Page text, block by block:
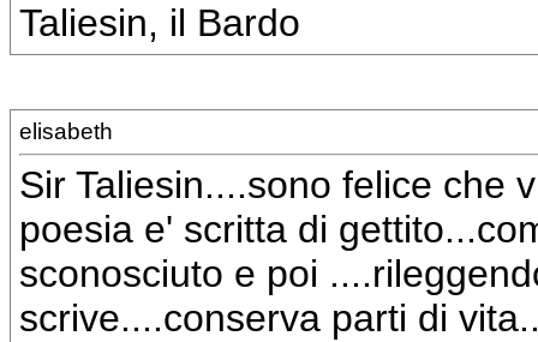
Taliesin, il Bardo
elisabeth
Sir Taliesin....sono felice che
poesia e' scritta di
sconosciuto e poi
scrive....conserva parti di